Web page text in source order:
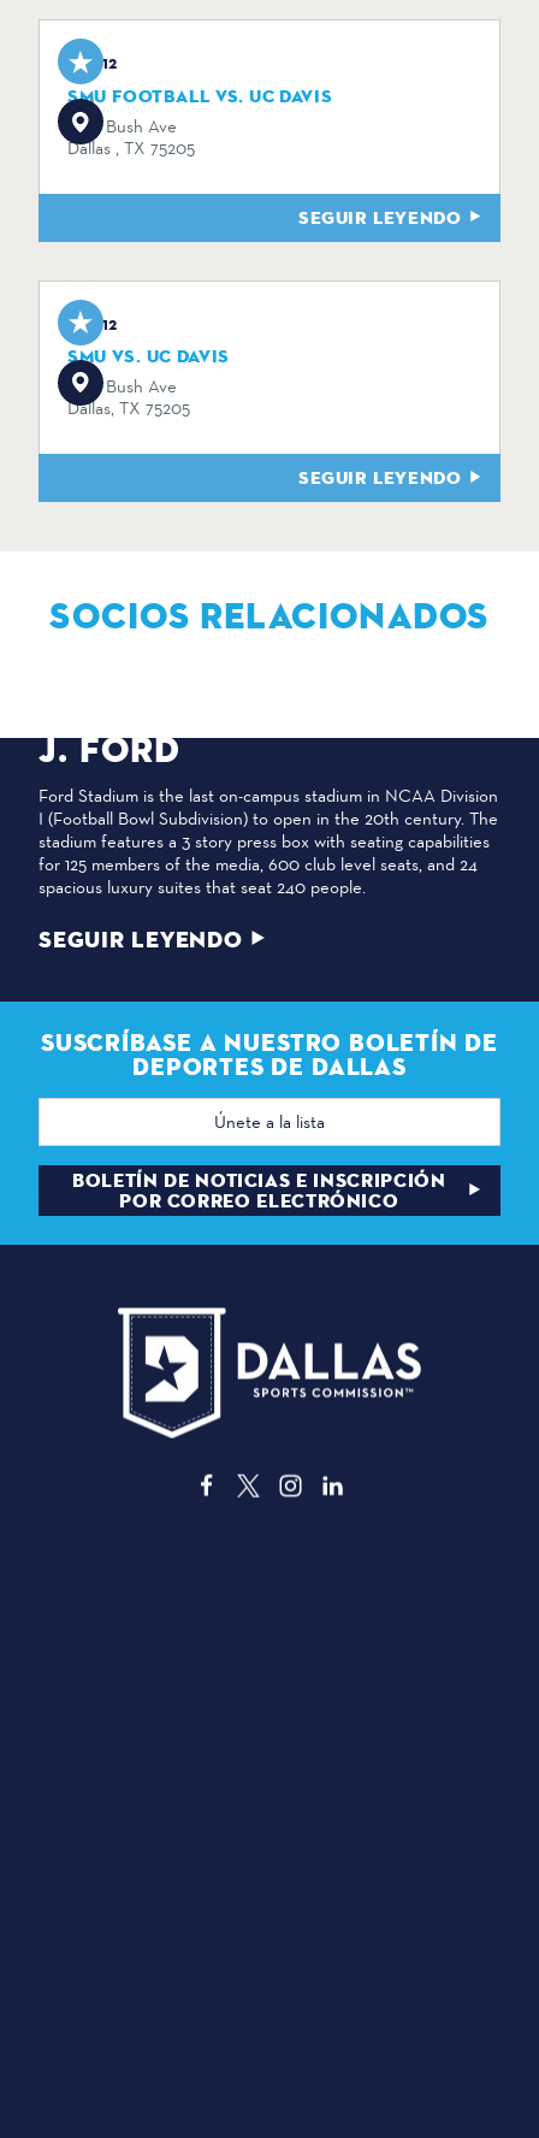
Sep 12
SMU FOOTBALL VS. UC DAVIS
5801 Bush Ave
Dallas , TX 75205
SEGUIR LEYENDO
Sep 12
SMU VS. UC DAVIS
5801 Bush Ave
Dallas, TX 75205
SEGUIR LEYENDO
SOCIOS RELACIONADOS
J. FORD
Ford Stadium is the last on-campus stadium in NCAA Division
I (Football Bowl Subdivision) to open in the 20th century. The
stadium features a 3 story press box with seating capabilities
for 125 members of the media, 600 club level seats, and 24
spacious luxury suites that seat 240 people.
SEGUIR LEYENDO
SUSCRÍBASE A NUESTRO BOLETÍN DE
DEPORTES DE DALLAS
Dirección
correo
electrónico
BOLETÍN DE NOTICIAS E INSCRIPCIÓN
POR CORREO ELECTRÓNICO